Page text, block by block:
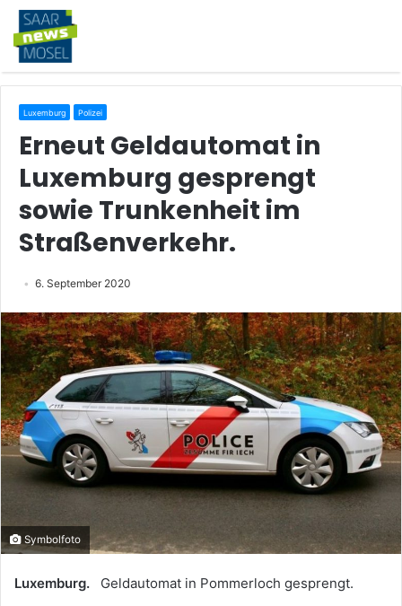
Luxemburg Polizei
Erneut Geldautomat in
Luxemburg gesprengt
sowie Trunkenheit im
Straßenverkehr.
6. September 2020
Symbolfoto
Luxemburg. Geldautomat in Pommerloch gesprengt.